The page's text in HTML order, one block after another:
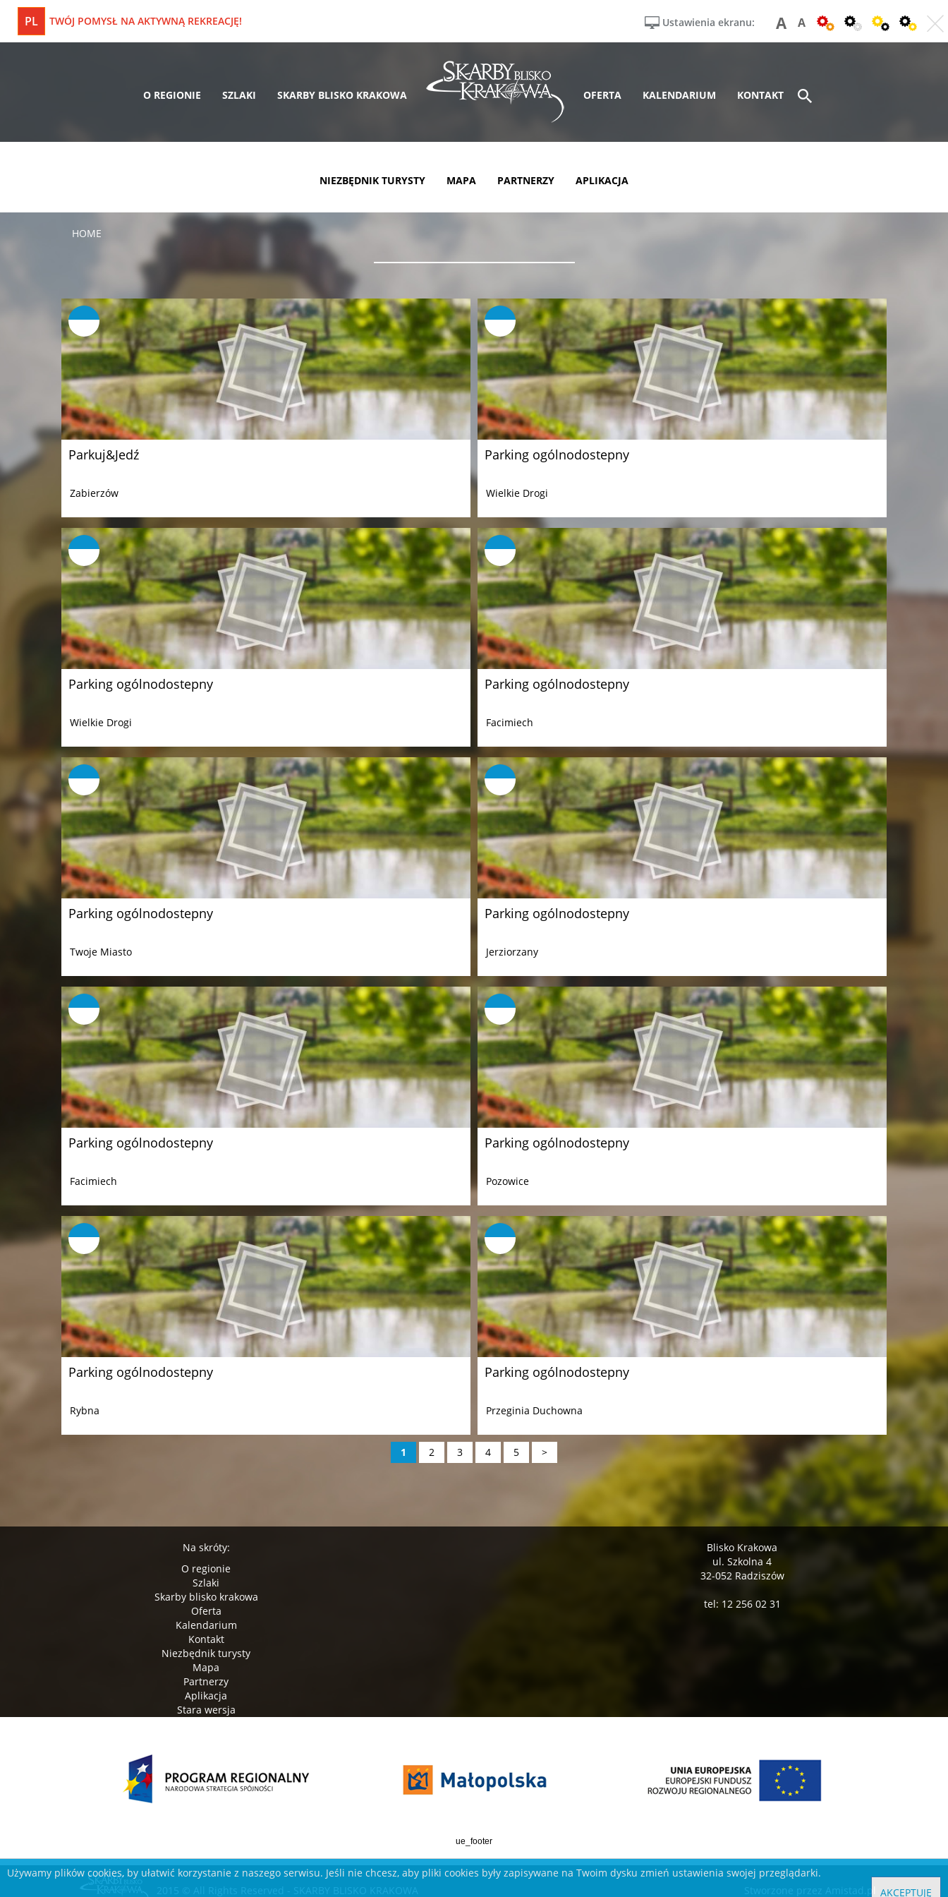
PL TWÓJ POMYSŁ NA AKTYWNĄ REKREACJĘ! Ustawienia ekranu: A A
O REGIONIE SZLAKI SKARBY BLISKO KRAKOWA OFERTA KALENDARIUM KONTAKT
NIEZBĘDNIK TURYSTY MAPA PARTNERZY APLIKACJA
HOME
Parkuj&Jedź
Zabierzów
Parking ogólnodostepny
Wielkie Drogi
Parking ogólnodostepny
Wielkie Drogi
Parking ogólnodostepny
Facimiech
Parking ogólnodostepny
Twoje Miasto
Parking ogólnodostepny
Jerziorzany
Parking ogólnodostepny
Facimiech
Parking ogólnodostepny
Pozowice
Parking ogólnodostepny
Rybna
Parking ogólnodostepny
Przeginia Duchowna
1 2 3 4 5 >
Na skróty:
O regionie
Szlaki
Skarby blisko krakowa
Oferta
Kalendarium
Kontakt
Niezbędnik turysty
Mapa
Partnerzy
Aplikacja
Stara wersja
Blisko Krakowa
ul. Szkolna 4
32-052 Radziszów
tel: 12 256 02 31
ue_footer
Używamy plików cookies, by ułatwić korzystanie z naszego serwisu. Jeśli nie chcesz, aby pliki cookies były zapisywane na Twoim dysku zmień ustawienia swojej przeglądarki.
AKCEPTUJĘ